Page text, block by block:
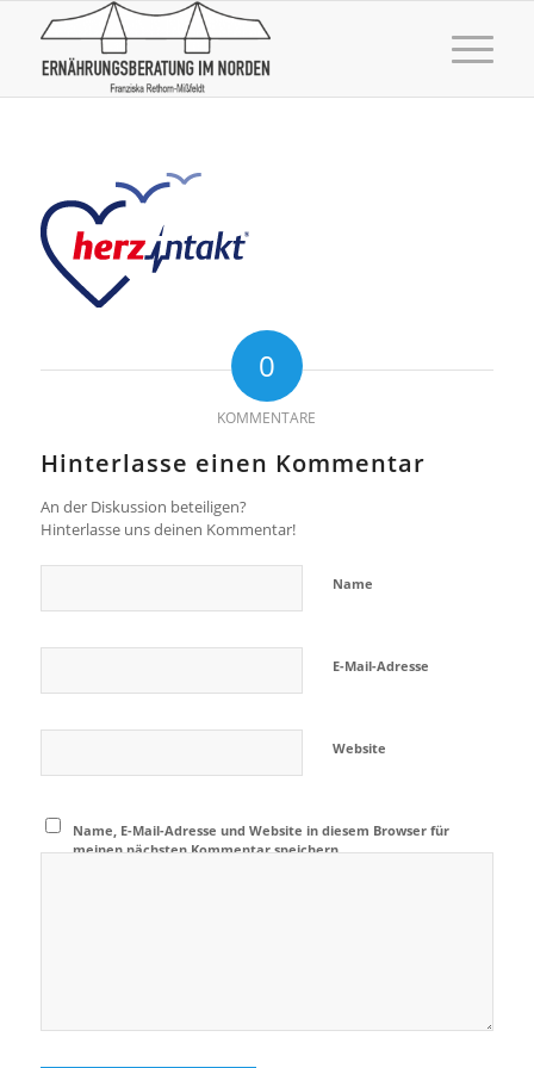
0
KOMMENTARE
Hinterlasse einen Kommentar
An der Diskussion beteiligen?
Hinterlasse uns deinen Kommentar!
Name
E-Mail-Adresse
Website
Name, E-Mail-Adresse und Website in diesem Browser für
meinen nächsten Kommentar speichern.